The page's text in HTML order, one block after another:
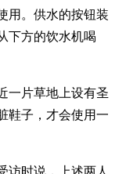
用。供水的按钮装
下方的饮水机喝
一片草地上设有圣
鞋子，才会使用一
访时说，上述两人